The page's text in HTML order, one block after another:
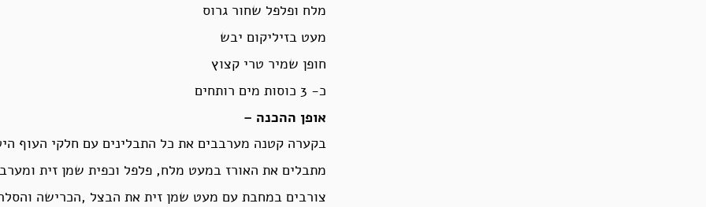
מלח ופלפל שחור גרוס
מעט בזיליקום יבש
חופן שמיר טרי קצוץ
כ- 3 כוסות מים רותחים
אופן ההכנה –
בקערה קטנה מערבבים את כל התבלינים עם חלקי העוף
מתבלים את האורז במעט מלח, פלפל וכפית שמן זית
צורבים במחבת עם מעט שמן זית את הבצל ,הכרישה